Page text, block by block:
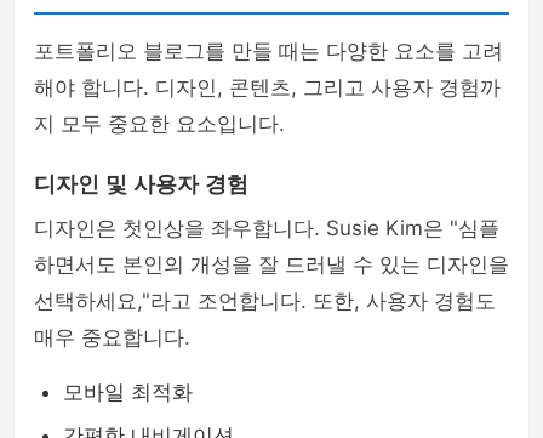
포트폴리오 블로그를 만들 때는 다양한 요소를 고려
해야 합니다. 디자인, 콘텐츠, 그리고 사용자 경험까
지 모두 중요한 요소입니다.
디자인 및 사용자 경험
디자인은 첫인상을 좌우합니다. Susie Kim은 "심플
하면서도 본인의 개성을 잘 드러낼 수 있는 디자인을
선택하세요,"라고 조언합니다. 또한, 사용자 경험도
매우 중요합니다.
모바일 최적화